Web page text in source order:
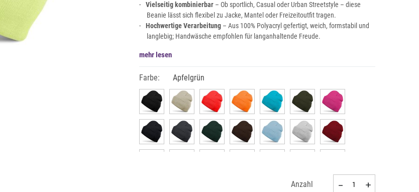
Vielseitig kombinierbar– Ob sportlich, Casual oder Urban Streetstyle – diese
Beanie lässt sich flexibel zu Jacke, Mantel oder Freizeitoutfit tragen.
Hochwertige Verarbeitung– Aus 100% Polyacryl gefertigt, weich, formstabil und
langlebig; Handwäsche empfohlen für langanhaltende Freude.
mehr lesen
Farbe: Apfelgrün
Anzahl